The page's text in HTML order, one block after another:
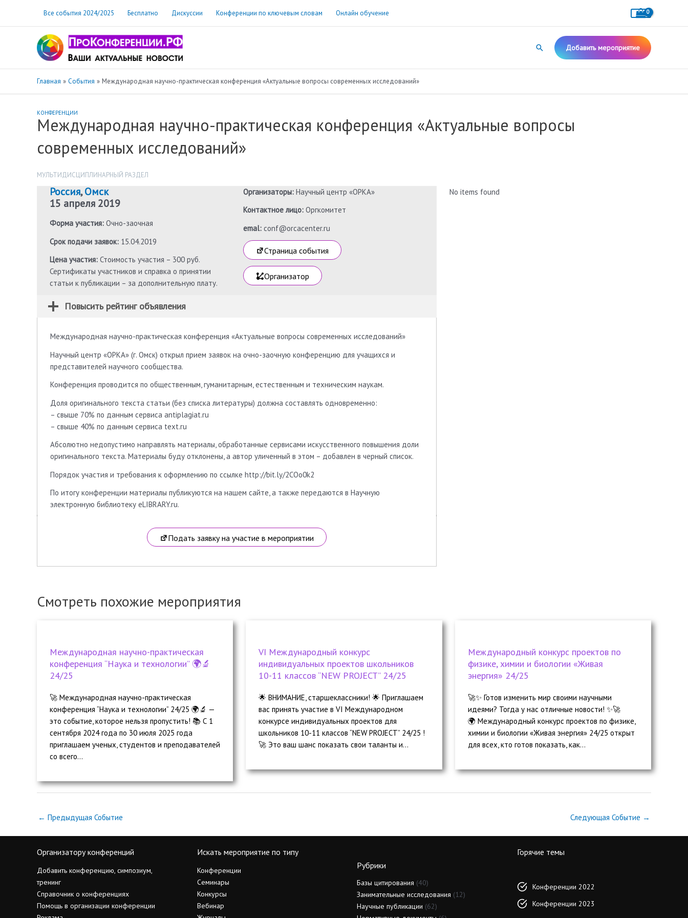
содержимому
Все события 2024/2025 Бесплатно Дискуссии Конференции по ключевым словам Онлайн обучение
Поиск Добавить мероприятие
Главная События Международная научно-практическая конференция «Актуальные вопросы современных исследований»
КОНФЕРЕНЦИИ
Международная научно-практическая конференция «Актуальные вопросы
современных исследований»
МУЛЬТИДИСЦИПЛИНАРНЫЙ РАЗДЕЛ
Россия,Омск
15 апреля 2019
Форма участия: Очно-заочная
Срок подачи заявок: 15.04.2019
Цена участия: Стоимость участия – 300 руб.
Сертификаты участников и справка о принятии
статьи к публикации – за дополнительную плату.
Организаторы: Научный центр «ОРКА»
Контактное лицо: Оргкомитет
emal:conf@orcacenter.ru
Страница события
Организатор
Повысить рейтинг объявления
Международная научно-практическая конференция «Актуальные вопросы современных исследований»
Научный центр «ОРКА» (г. Омск) открыл прием заявок на очно-заочную конференцию для учащихся и
представителей научного сообщества.
Конференция проводится по общественным, гуманитарным, естественным и техническим наукам.
Доля оригинального текста статьи (без списка литературы) должна составлять одновременно:
– свыше 70% по данным сервиса antiplagiat.ru
– свыше 40% по данным сервиса text.ru
Абсолютно недопустимо направлять материалы, обработанные сервисами искусственного повышения доли
оригинального текста. Материалы буду отклонены, а автор уличенный в этом – добавлен в черный список.
Порядок участия и требования к оформлению по ссылке http://bit.ly/2COo0k2
По итогу конференции материалы публикуются на нашем сайте, а также передаются в Научную
электронную библиотеку eLIBRARY.ru.
Подать заявку на участие в мероприятии
No items found
Смотреть похожие мероприятия
Международная научно-практическая
конференция “Наука и технологии” 🌍🔬
24/25
🚀 Международная научно-практическая
конференция “Наука и технологии” 24/25 🌍🔬 —
это событие, которое нельзя пропустить! 📚 С 1
сентября 2024 года по 30 июля 2025 года
приглашаем ученых, студентов и преподавателей
со всего...
VI Международный конкурс
индивидуальных проектов школьников
10-11 классов “NEW PROJECT” 24/25
🌟 ВНИМАНИЕ, старшеклассники! 🌟 Приглашаем
вас принять участие в VI Международном
конкурсе индивидуальных проектов для
школьников 10-11 классов “NEW PROJECT” 24/25 !
🚀 Это ваш шанс показать свои таланты и...
Международный конкурс проектов по
физике, химии и биологии «Живая
энергия» 24/25
🚀✨ Готов изменить мир своими научными
идеями? Тогда у нас отличные новости! ✨🚀
🌍 Международный конкурс проектов по физике,
химии и биологии «Живая энергия» 24/25 открыт
для всех, кто готов показать, как...
← Предыдущая Событие Следующая Событие →
Организатору конференций
Добавить конференцию, симпозиум,
тренинг
Справочник о конференциях
Помощь в организации конференции
Искать мероприятие по типу
Конференции
Семинары
Конкурсы
Вебинар
Рубрики
Базы цитирования (40)
Занимательные исследования (12)
Научные публикации (62)
Горячие темы
Конференции 2022
Конференции 2023